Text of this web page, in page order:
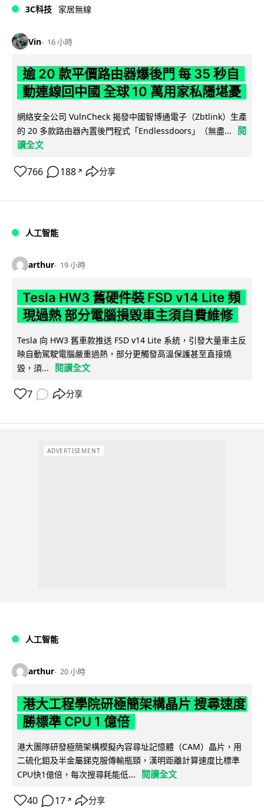
3C科技 家居無線
Vin 16 小時
逾 20 款平價路由器爆後門 每 35 秒自
動連線回中國 全球 10 萬用家私隱堪憂
網絡安全公司 VulnCheck 揭發中國智博通電子（Zbtlink）生產
的 20 多款路由器內置後門程式「Endlessdoors」（無盡...
閱
讀全文
766 188 ↗ 分享
人工智能
arthur 19 小時
Tesla HW3 舊硬件裝 FSD v14 Lite 頻
現過熱 部分電腦損毀車主須自費維修
Tesla 向 HW3 舊車款推送 FSD v14 Lite 系統，引發大量車主反
映自動駕駛電腦嚴重過熱，部分更觸發高溫保護甚至直接燒
毀，須...
閱讀全文
7 分享
ADVERTISEMENT
人工智能
arthur 20 小時
港大工程學院研極簡架構晶片 搜尋速度
勝標準 CPU 1 億倍
港大團隊研發極簡架構模擬內容尋址記憶體（CAM）晶片，用
二硫化鉬及半金屬銻克服傳輸瓶頸，漢明距離計算速度比標準
CPU快1億倍，每次搜尋耗能低...
閱讀全文
40 17 ↗ 分享